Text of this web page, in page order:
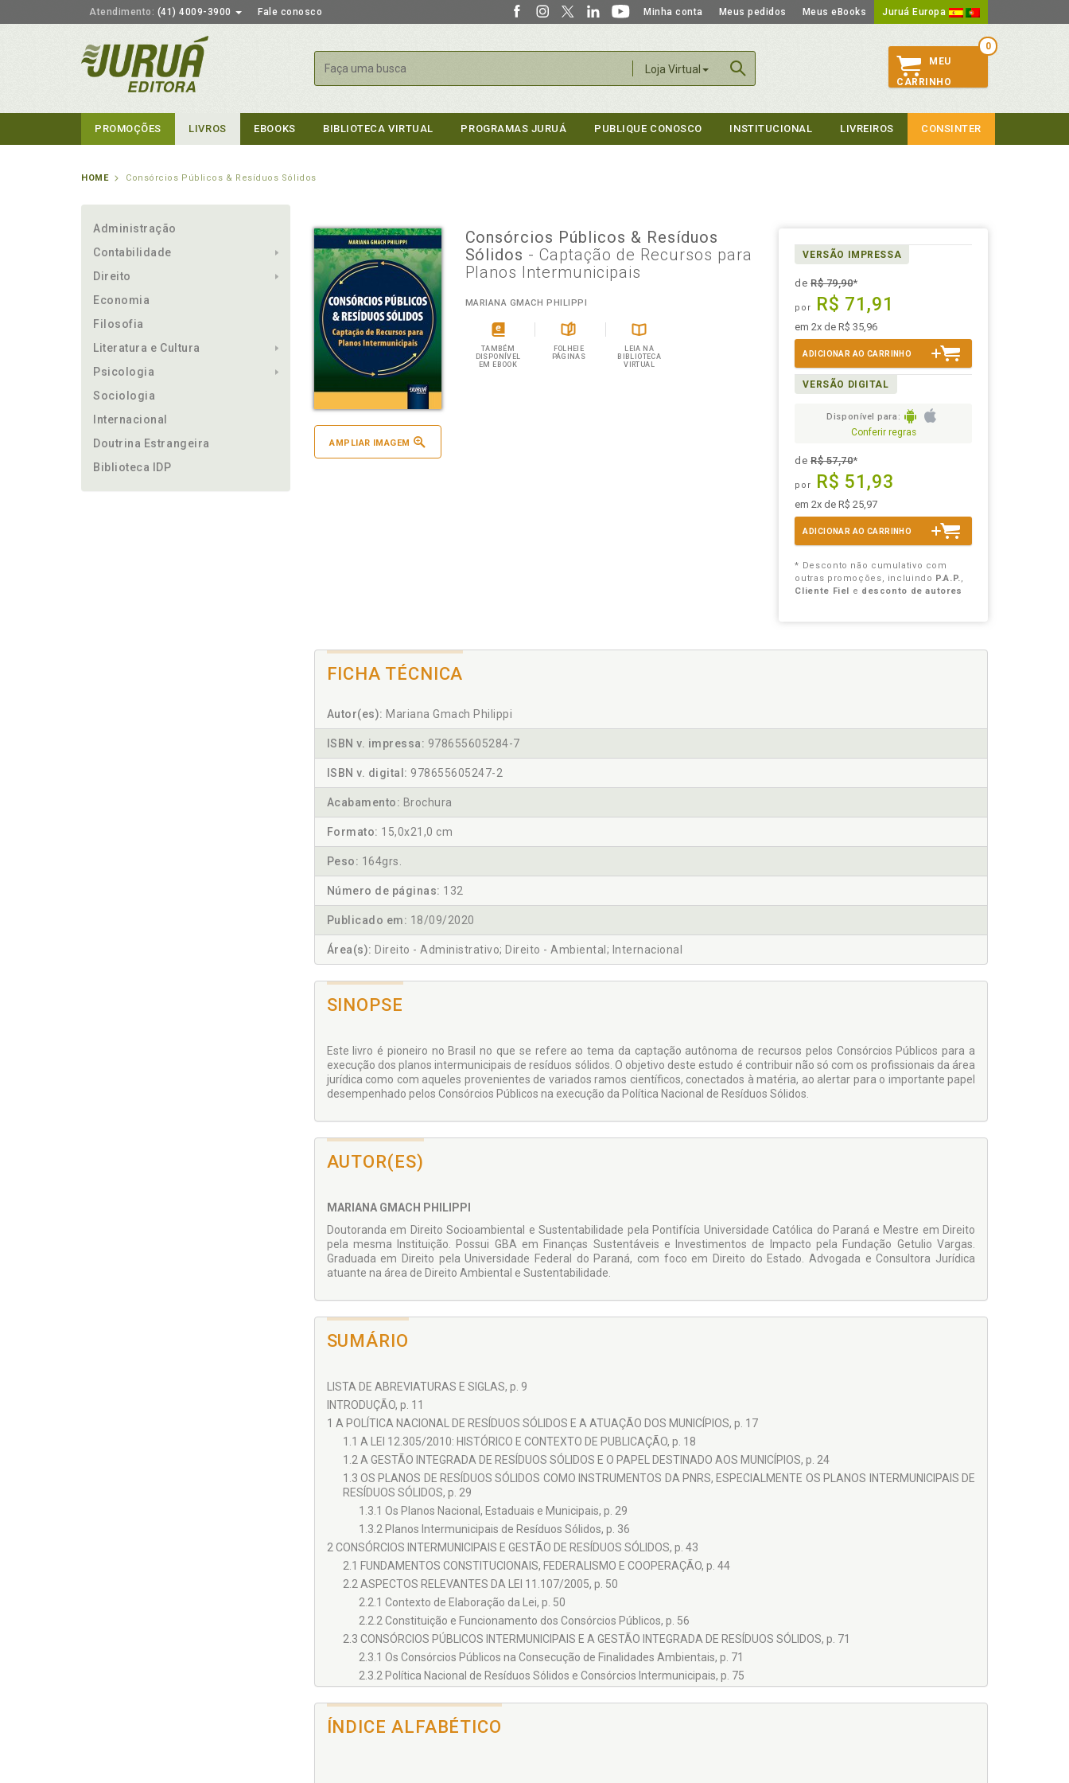
Atendimento: (41) 4009-3900 Fale conosco Minha conta Meus pedidos Meus eBooks Juruá Europa
Loja Virtual
Buscar
0
MEU
CARRINHO
PROMOÇÕES LIVROS EBOOKS BIBLIOTECA VIRTUAL PROGRAMAS JURUÁ PUBLIQUE CONOSCO INSTITUCIONAL LIVREIROS CONSINTER
HOME Consórcios Públicos & Resíduos Sólidos
Administração
Contabilidade
Direito
Economia
Filosofia
Literatura e Cultura
Psicologia
Sociologia
Internacional
Doutrina Estrangeira
Biblioteca IDP
AMPLIAR IMAGEM
Consórcios Públicos & Resíduos
Sólidos - Captação de Recursos para
Planos Intermunicipais
MARIANA GMACH PHILIPPI
TAMBÉM
DISPONÍVEL
EM EBOOK
FOLHEIE
PÁGINAS
LEIA NA
BIBLIOTECA
VIRTUAL
VERSÃO IMPRESSA
deR$ 79,90*
por R$ 71,91
em 2x de R$ 35,96
ADICIONAR AO CARRINHO
VERSÃO DIGITAL
Disponível para:
Conferir regras
deR$ 57,70*
por R$ 51,93
em 2x de R$ 25,97
ADICIONAR AO CARRINHO
* Desconto não cumulativo com
outras promoções, incluindo P.A.P.,
Cliente Fiel
e desconto de autores
FICHA TÉCNICA
Autor(es): Mariana Gmach Philippi
ISBN v. impressa: 978655605284-7
ISBN v. digital: 978655605247-2
Acabamento: Brochura
Formato: 15,0x21,0 cm
Peso: 164grs.
Número de páginas: 132
Publicado em: 18/09/2020
Área(s): Direito - Administrativo; Direito - Ambiental; Internacional
SINOPSE
Este livro é pioneiro no Brasil no que se refere ao tema da captação autônoma de recursos pelos Consórcios Públicos para a
execução dos planos intermunicipais de resíduos sólidos. O objetivo deste estudo é contribuir não só com os profissionais da área
jurídica como com aqueles provenientes de variados ramos científicos, conectados à matéria, ao alertar para o importante papel
desempenhado pelos Consórcios Públicos na execução da Política Nacional de Resíduos Sólidos.
AUTOR(ES)
MARIANA GMACH PHILIPPI
Doutoranda em Direito Socioambiental e Sustentabilidade pela Pontifícia Universidade Católica do Paraná e Mestre em Direito
pela mesma Instituição. Possui GBA em Finanças Sustentáveis e Investimentos de Impacto pela Fundação Getulio Vargas.
Graduada em Direito pela Universidade Federal do Paraná, com foco em Direito do Estado. Advogada e Consultora Jurídica
atuante na área de Direito Ambiental e Sustentabilidade.
SUMÁRIO
LISTA DE ABREVIATURAS E SIGLAS, p. 9
INTRODUÇÃO, p. 11
1 A POLÍTICA NACIONAL DE RESÍDUOS SÓLIDOS E A ATUAÇÃO DOS MUNICÍPIOS, p. 17
1.1 A LEI 12.305/2010: HISTÓRICO E CONTEXTO DE PUBLICAÇÃO, p. 18
1.2 A GESTÃO INTEGRADA DE RESÍDUOS SÓLIDOS E O PAPEL DESTINADO AOS MUNICÍPIOS, p. 24
1.3 OS PLANOS DE RESÍDUOS SÓLIDOS COMO INSTRUMENTOS DA PNRS, ESPECIALMENTE OS PLANOS INTERMUNICIPAIS DE
RESÍDUOS SÓLIDOS, p. 29
1.3.1 Os Planos Nacional, Estaduais e Municipais, p. 29
1.3.2 Planos Intermunicipais de Resíduos Sólidos, p. 36
2 CONSÓRCIOS INTERMUNICIPAIS E GESTÃO DE RESÍDUOS SÓLIDOS, p. 43
2.1 FUNDAMENTOS CONSTITUCIONAIS, FEDERALISMO E COOPERAÇÃO, p. 44
2.2 ASPECTOS RELEVANTES DA LEI 11.107/2005, p. 50
2.2.1 Contexto de Elaboração da Lei, p. 50
2.2.2 Constituição e Funcionamento dos Consórcios Públicos, p. 56
2.3 CONSÓRCIOS PÚBLICOS INTERMUNICIPAIS E A GESTÃO INTEGRADA DE RESÍDUOS SÓLIDOS, p. 71
2.3.1 Os Consórcios Públicos na Consecução de Finalidades Ambientais, p. 71
2.3.2 Política Nacional de Resíduos Sólidos e Consórcios Intermunicipais, p. 75
IMPLEMENTAÇÃO DOS PLANOS INTERMUNICIPAIS DE RESÍDUOS SÓLIDOS, p. 81
3.1 A CAPTAÇÃO DE RECURSOS FINANCEIROS PELOS CONSÓRCIOS PÚBLICOS NA LEI 12.305/2010 E NA LEI 11.107/2005, p.
ÍNDICE ALFABÉTICO